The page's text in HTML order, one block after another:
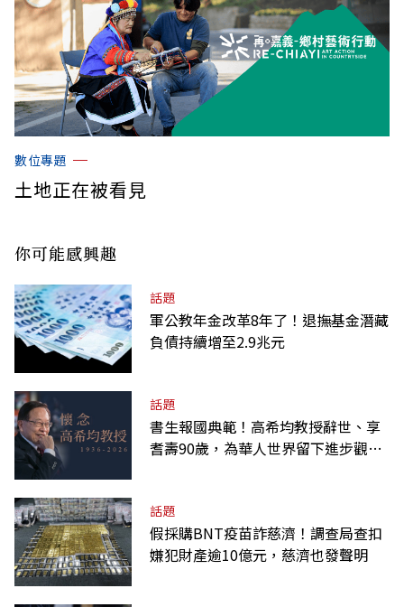
數位專題
土地正在被看見
你可能感興趣
話題
軍公教年金改革8年了！退撫基金潛藏
負債持續增至2.9兆元
話題
書生報國典範！高希均教授辭世、享
耆壽90歲，為華人世界留下進步觀念
話題
假採購BNT疫苗詐慈濟！調查局查扣
嫌犯財產逾10億元，慈濟也發聲明